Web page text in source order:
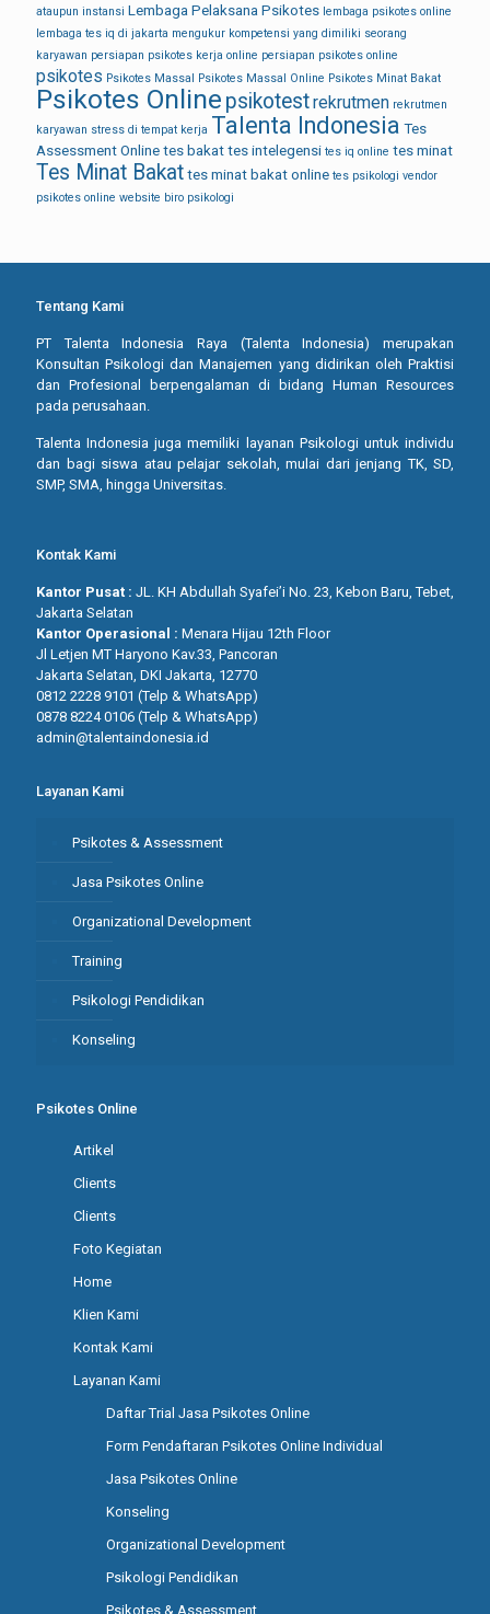
ataupun instansi Lembaga Pelaksana Psikotes lembaga psikotes online
lembaga tes iq di jakarta mengukur kompetensi yang dimiliki seorang
karyawan persiapan psikotes kerja online persiapan psikotes online
psikotes Psikotes Massal Psikotes Massal Online Psikotes Minat Bakat
Psikotes Online psikotestrekrutmen rekrutmen
karyawan stress di tempat kerja Talenta Indonesia Tes
Assessment Online tes bakat tes intelegensi tes iq online tes minat
Tes Minat Bakat tes minat bakat online tes psikologi vendor
psikotes online website biro psikologi
Tentang Kami
PT Talenta Indonesia Raya (Talenta Indonesia) merupakan
Konsultan Psikologi dan Manajemen yang didirikan oleh Praktisi
dan Profesional berpengalaman di bidang Human Resources
pada perusahaan.
Talenta Indonesia juga memiliki layanan Psikologi untuk individu
dan bagi siswa atau pelajar sekolah, mulai dari jenjang TK, SD,
SMP, SMA, hingga Universitas.
Kontak Kami
Kantor Pusat : JL. KH Abdullah Syafei’i No. 23, Kebon Baru, Tebet,
Jakarta Selatan
Kantor Operasional : Menara Hijau 12th Floor
Jl Letjen MT Haryono Kav.33, Pancoran
Jakarta Selatan, DKI Jakarta, 12770
0812 2228 9101 (Telp & WhatsApp)
0878 8224 0106 (Telp & WhatsApp)
admin@talentaindonesia.id
Layanan Kami
Psikotes & Assessment
Jasa Psikotes Online
Organizational Development
Training
Psikologi Pendidikan
Konseling
Psikotes Online
Artikel
Clients
Clients
Foto Kegiatan
Home
Klien Kami
Kontak Kami
Layanan Kami
Daftar Trial Jasa Psikotes Online
Form Pendaftaran Psikotes Online Individual
Jasa Psikotes Online
Konseling
Organizational Development
Psikologi Pendidikan
Psikotes & Assessment